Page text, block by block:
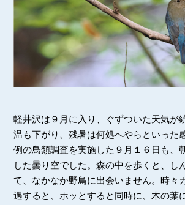
軽井沢は９月に入り、ぐずついた天気が
温も下がり、残暑は何処へやらといった
例の鳥類調査を実施した９月１６日も、
した曇り空でした。森の中を歩くと、し
て、なかなか野鳥に出会いません。時々
遇すると、ホッとすると同時に、木の葉